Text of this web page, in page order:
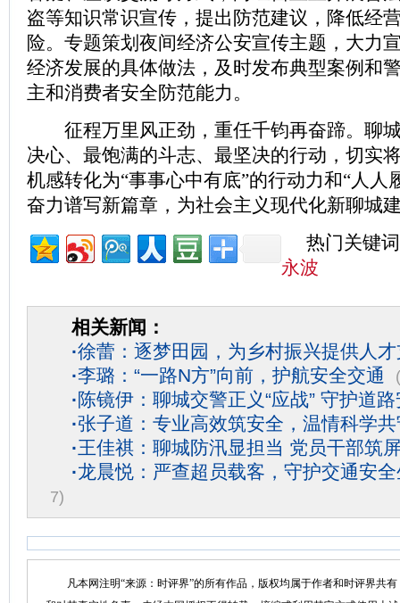
盗等知识常识宣传，提出防范建议，降低经
险。专题策划夜间经济公安宣传主题，大力
经济发展的具体做法，及时发布典型案例和
主和消费者安全防范能力。
征程万里风正劲，重任千钧再奋蹄。聊
决心、最饱满的斗志、最坚决的行动，切实
机感转化为“事事心中有底”的行动力和“人人
奋力谱写新篇章，为社会主义现代化新聊城
热门关键
永波
相关新闻：
·徐蕾：逐梦田园，为乡村振兴提供人
·李璐：“一路N方”向前，护航安全交通
·陈镜伊：聊城交警正义“应战” 守护道
·张子道：专业高效筑安全，温情科学
·王佳祺：聊城防汛显担当 党员干部筑
·龙晨悦：严查超员载客，守护交通安
7)
凡本网注明“来源：时评界”的所有作品，版权均属于作者和时评界共有